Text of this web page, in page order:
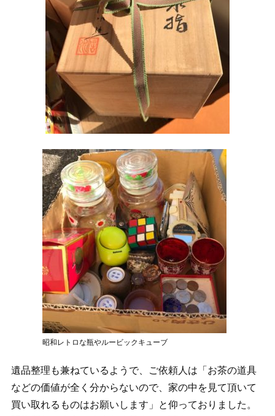
昭和レトロな瓶やルービックキューブ
遺品整理も兼ねているようで、ご依頼人は「お茶の道具
などの価値が全く分からないので、家の中を見て頂いて
買い取れるものはお願いします」と仰っておりました。